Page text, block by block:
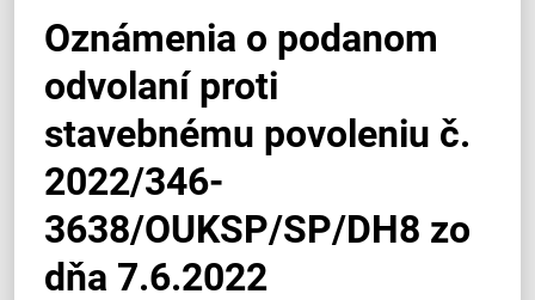
Oznámenia o podanom
odvolaní proti
stavebnému povoleniu č.
2022/346-
3638/OUKSP/SP/DH8 zo
dňa 7.6.2022